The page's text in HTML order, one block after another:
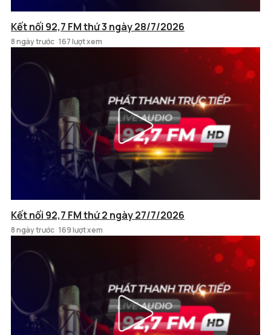
Kết nối 92,7 FM thứ 3 ngày 28/7/2026
8 ngày trước 167 lượt xem
Kết nối 92,7 FM thứ 2 ngày 27/7/2026
8 ngày trước 169 lượt xem